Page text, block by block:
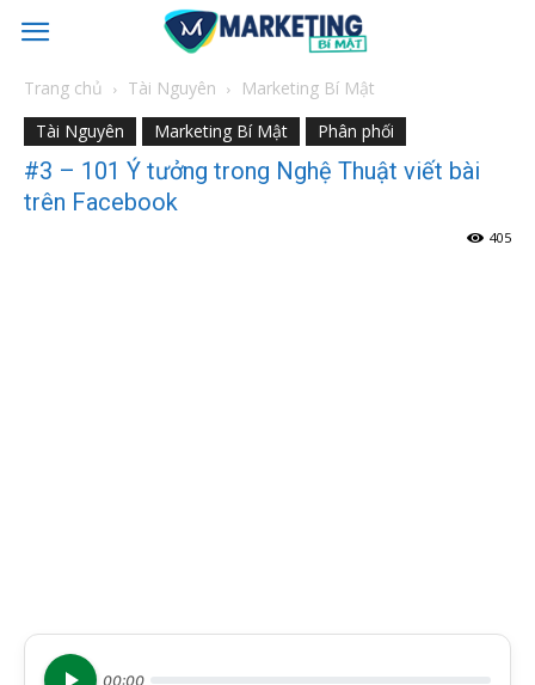
Trang chủ Tài Nguyên
Marketing Bí Mật
Tài Nguyên
Marketing Bí Mật Phân phối
#3 – 101 Ý tưởng trong Nghệ Thuật viết bài
trên Facebook
405
00:00